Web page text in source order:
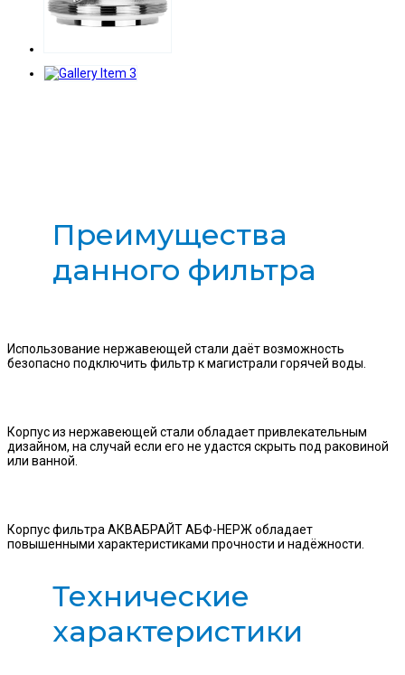
Преимущества
данного фильтра
Использование нержавеющей стали даёт возможность
безопасно подключить фильтр к магистрали горячей воды.
Корпус из нержавеющей стали обладает привлекательным
дизайном, на случай если его не удастся скрыть под раковиной
или ванной.
Корпус фильтра АКВАБРАЙТ АБФ-НЕРЖ обладает
повышенными характеристиками прочности и надёжности.
Технические
характеристики